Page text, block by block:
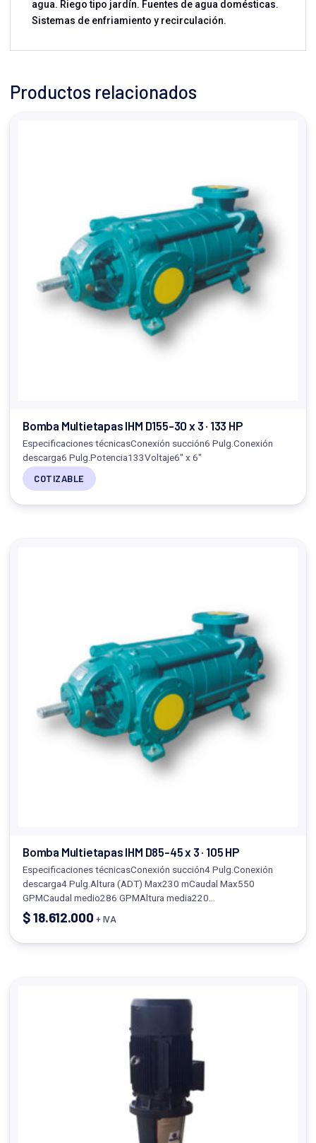
agua. Riego tipo jardín. Fuentes de agua domésticas.
Sistemas de enfriamiento y recirculación.
Productos relacionados
Bomba Multietapas IHM D155-30 x 3 · 133 HP
Especificaciones técnicasConexión succión6 Pulg.Conexión
descarga6 Pulg.Potencia133Voltaje6" x 6"
COTIZABLE
Bomba Multietapas IHM D85-45 x 3 · 105 HP
Especificaciones técnicasConexión succión4 Pulg.Conexión
descarga4 Pulg.Altura (ADT) Max230 mCaudal Max550
GPMCaudal medio286 GPMAltura media220…
$18.612.000 + IVA